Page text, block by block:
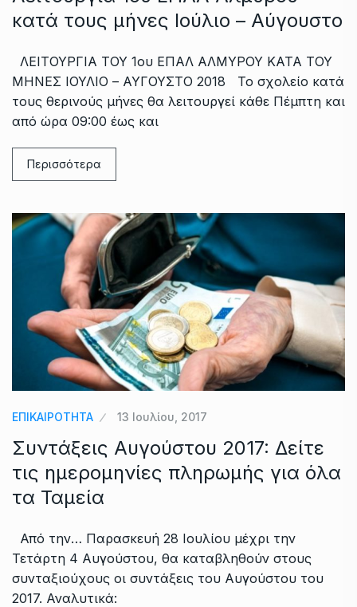
κατά τους μήνες Ιούλιο – Αύγουστο
ΛΕΙΤΟΥΡΓΙΑ ΤΟΥ 1ου ΕΠΑΛ ΑΛΜΥΡΟΥ ΚΑΤΑ ΤΟΥ
ΜΗΝΕΣ ΙΟΥΛΙΟ – ΑΥΓΟΥΣΤΟ 2018 Το σχολείο κατά
τους θερινούς μήνες θα λειτουργεί κάθε Πέμπτη και
από ώρα 09:00 έως και
Περισσότερα
ΕΠΙΚΑΙΡΟΤΗΤΑ 13 Ιουλίου, 2017
Συντάξεις Αυγούστου 2017: Δείτε
τις ημερομηνίες πληρωμής για όλα
τα Ταμεία
Από την… Παρασκευή 28 Ιουλίου μέχρι την
Τετάρτη 4 Αυγούστου, θα καταβληθούν στους
συνταξιούχους οι συντάξεις του Αυγούστου του
2017. Αναλυτικά: